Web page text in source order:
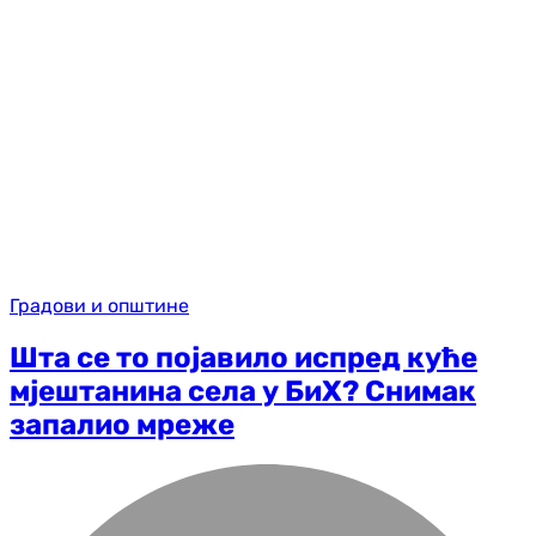
Градови и општине
Шта се то појавило испред куће
мјештанина села у БиХ? Снимак
запалио мреже